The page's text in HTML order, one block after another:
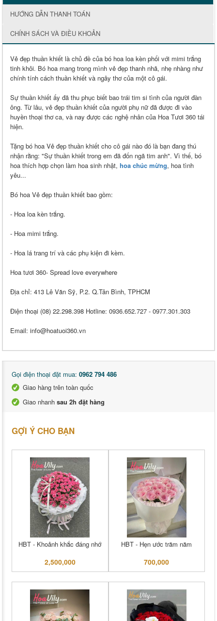
HƯỚNG DẪN THANH TOÁN
CHÍNH SÁCH VÀ ĐIỀU KHOẢN
Vẻ đẹp thuần khiết là chủ đề của bó hoa loa kèn phối với mimi trắng
tinh khôi. Bó hoa mang trong mình vẻ đẹp thanh nhã, nhẹ nhàng như
chính tính cách thuần khiết và ngây thơ của một cô gái.
Sự thuần khiết ấy đã thu phục biết bao trái tim si tình của người đàn
ông. Từ lâu, vẻ đẹp thuần khiết của người phụ nữ đã được đi vào
huyền thoại thơ ca, và nay được các nghệ nhân của Hoa Tươi 360 tái
hiện.
Tặng bó hoa Vẻ đẹp thuần khiết cho cô gái nào đó là bạn đang thú
nhận rằng: "Sự thuần khiết trong em đã đốn ngã tim anh". Vì thế, bó
hoa thích hợp chọn làm hoa sinh nhật, hoa chúc mừng, hoa tình
yêu...
Bó hoa Vẻ đẹp thuần khiết bao gồm:
- Hoa loa kèn trắng.
- Hoa mimi trắng.
- Hoa lá trang trí và các phụ kiện đi kèm.
Hoa tươi 360- Spread love everywhere
Địa chỉ: 413 Lê Văn Sỹ, P.2. Q.Tân Bình, TPHCM
Điện thoại (08) 22.298.398 Hotline: 0936.652.727 - 0977.301.303
Email: info@hoatuoi360.vn
Gọi điện thoại đặt mua: 0962 794 486
Giao hàng trên toàn quốc
Giao nhanh sau 2h đặt hàng
GỢI Ý CHO BẠN
HBT - Khoảnh khắc đáng nhớ
2,500,000
HBT - Hẹn ước trăm năm
700,000